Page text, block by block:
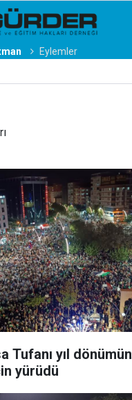
Eylemler
Tufanı yıl
yürüdü